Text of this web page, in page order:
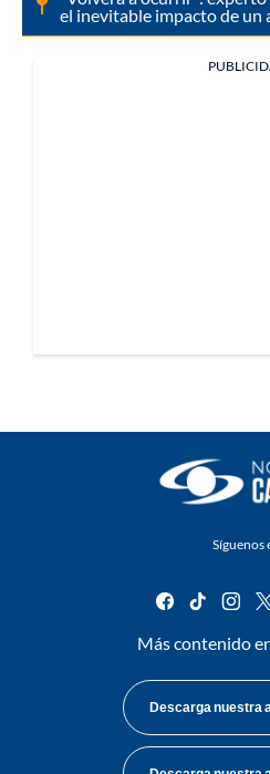
el inevitable impacto de un
Síguenos
facebook
tiktok
Más contenido
Descarga nuestra